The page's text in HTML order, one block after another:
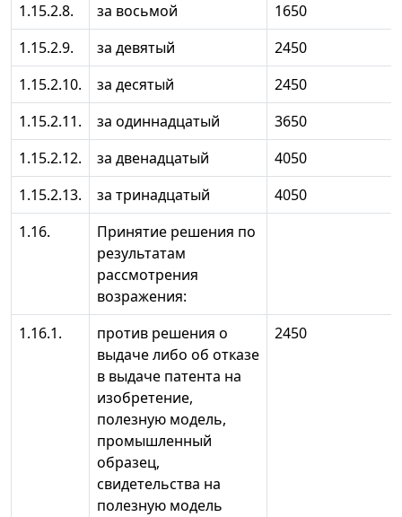
1.15.2.8.
за восьмой
1650
1.15.2.9.
за девятый
2450
1.15.2.10.
за десятый
2450
1.15.2.11.
за одиннадцатый
3650
1.15.2.12.
за двенадцатый
4050
1.15.2.13.
за тринадцатый
4050
1.16.
Принятие решения по
результатам
рассмотрения
возражения:
1.16.1.
против решения о
выдаче либо об отказе
в выдаче патента на
изобретение,
полезную модель,
промышленный
образец,
свидетельства на
полезную модель
2450